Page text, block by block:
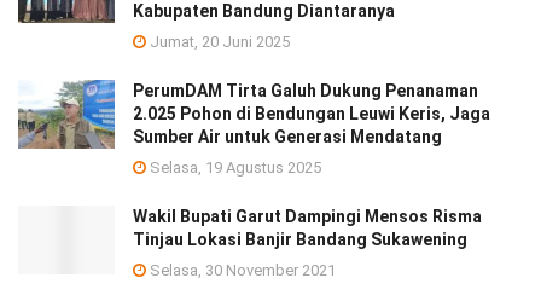
Kabupaten Bandung Diantaranya
Jumat, 20 Juni 2025
PerumDAM Tirta Galuh Dukung Penanaman
2.025 Pohon di Bendungan Leuwi Keris, Jaga
Sumber Air untuk Generasi Mendatang
Selasa, 19 Agustus 2025
Wakil Bupati Garut Dampingi Mensos Risma
Tinjau Lokasi Banjir Bandang Sukawening
Selasa, 30 November 2021